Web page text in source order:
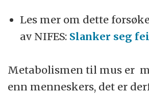
Les mer om dette
av NIFES: Slanker seg
Metabolismen til mus er
enn menneskers, det er